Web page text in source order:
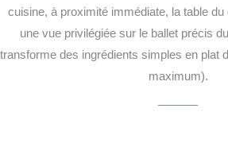
cuisine, à proximité immédiate, la table
une vue privilégiée sur le ballet précis
transforme des ingrédients simples en plat
maximum).